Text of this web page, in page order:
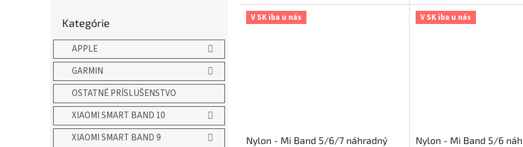
kategórie
Kategórie
APPLE
GARMIN
OSTATNÉ PRÍSLUŠENSTVO
XIAOMI SMART BAND 10
XIAOMI SMART BAND 9
V SK iba u nás
Nylon - Mi Band 5/6/7 náhradný
V SK iba u nás
Nylon - Mi Band 5/6